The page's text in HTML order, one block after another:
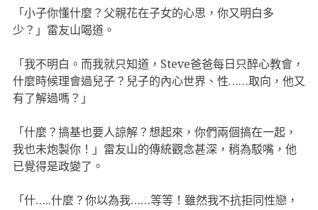
「小子你懂什麼？父親花在子女的心思，你又明白多
少？」雷友山喝道。
「我不明白。而我就只知道，Steve爸爸每日只醉心教會，
什麼時候理會過兒子？兒子的內心世界、性……取向，他又
有了解過嗎？」
「什麼？搞基也要人諒解？想起來，你們兩個搞在一起，
我也未炮製你！」雷友山的傳統觀念甚深，稍為駁嘴，他
已覺得是政變了。
「什…..什麼？你以為我……等等！雖然我不抗拒同性戀，